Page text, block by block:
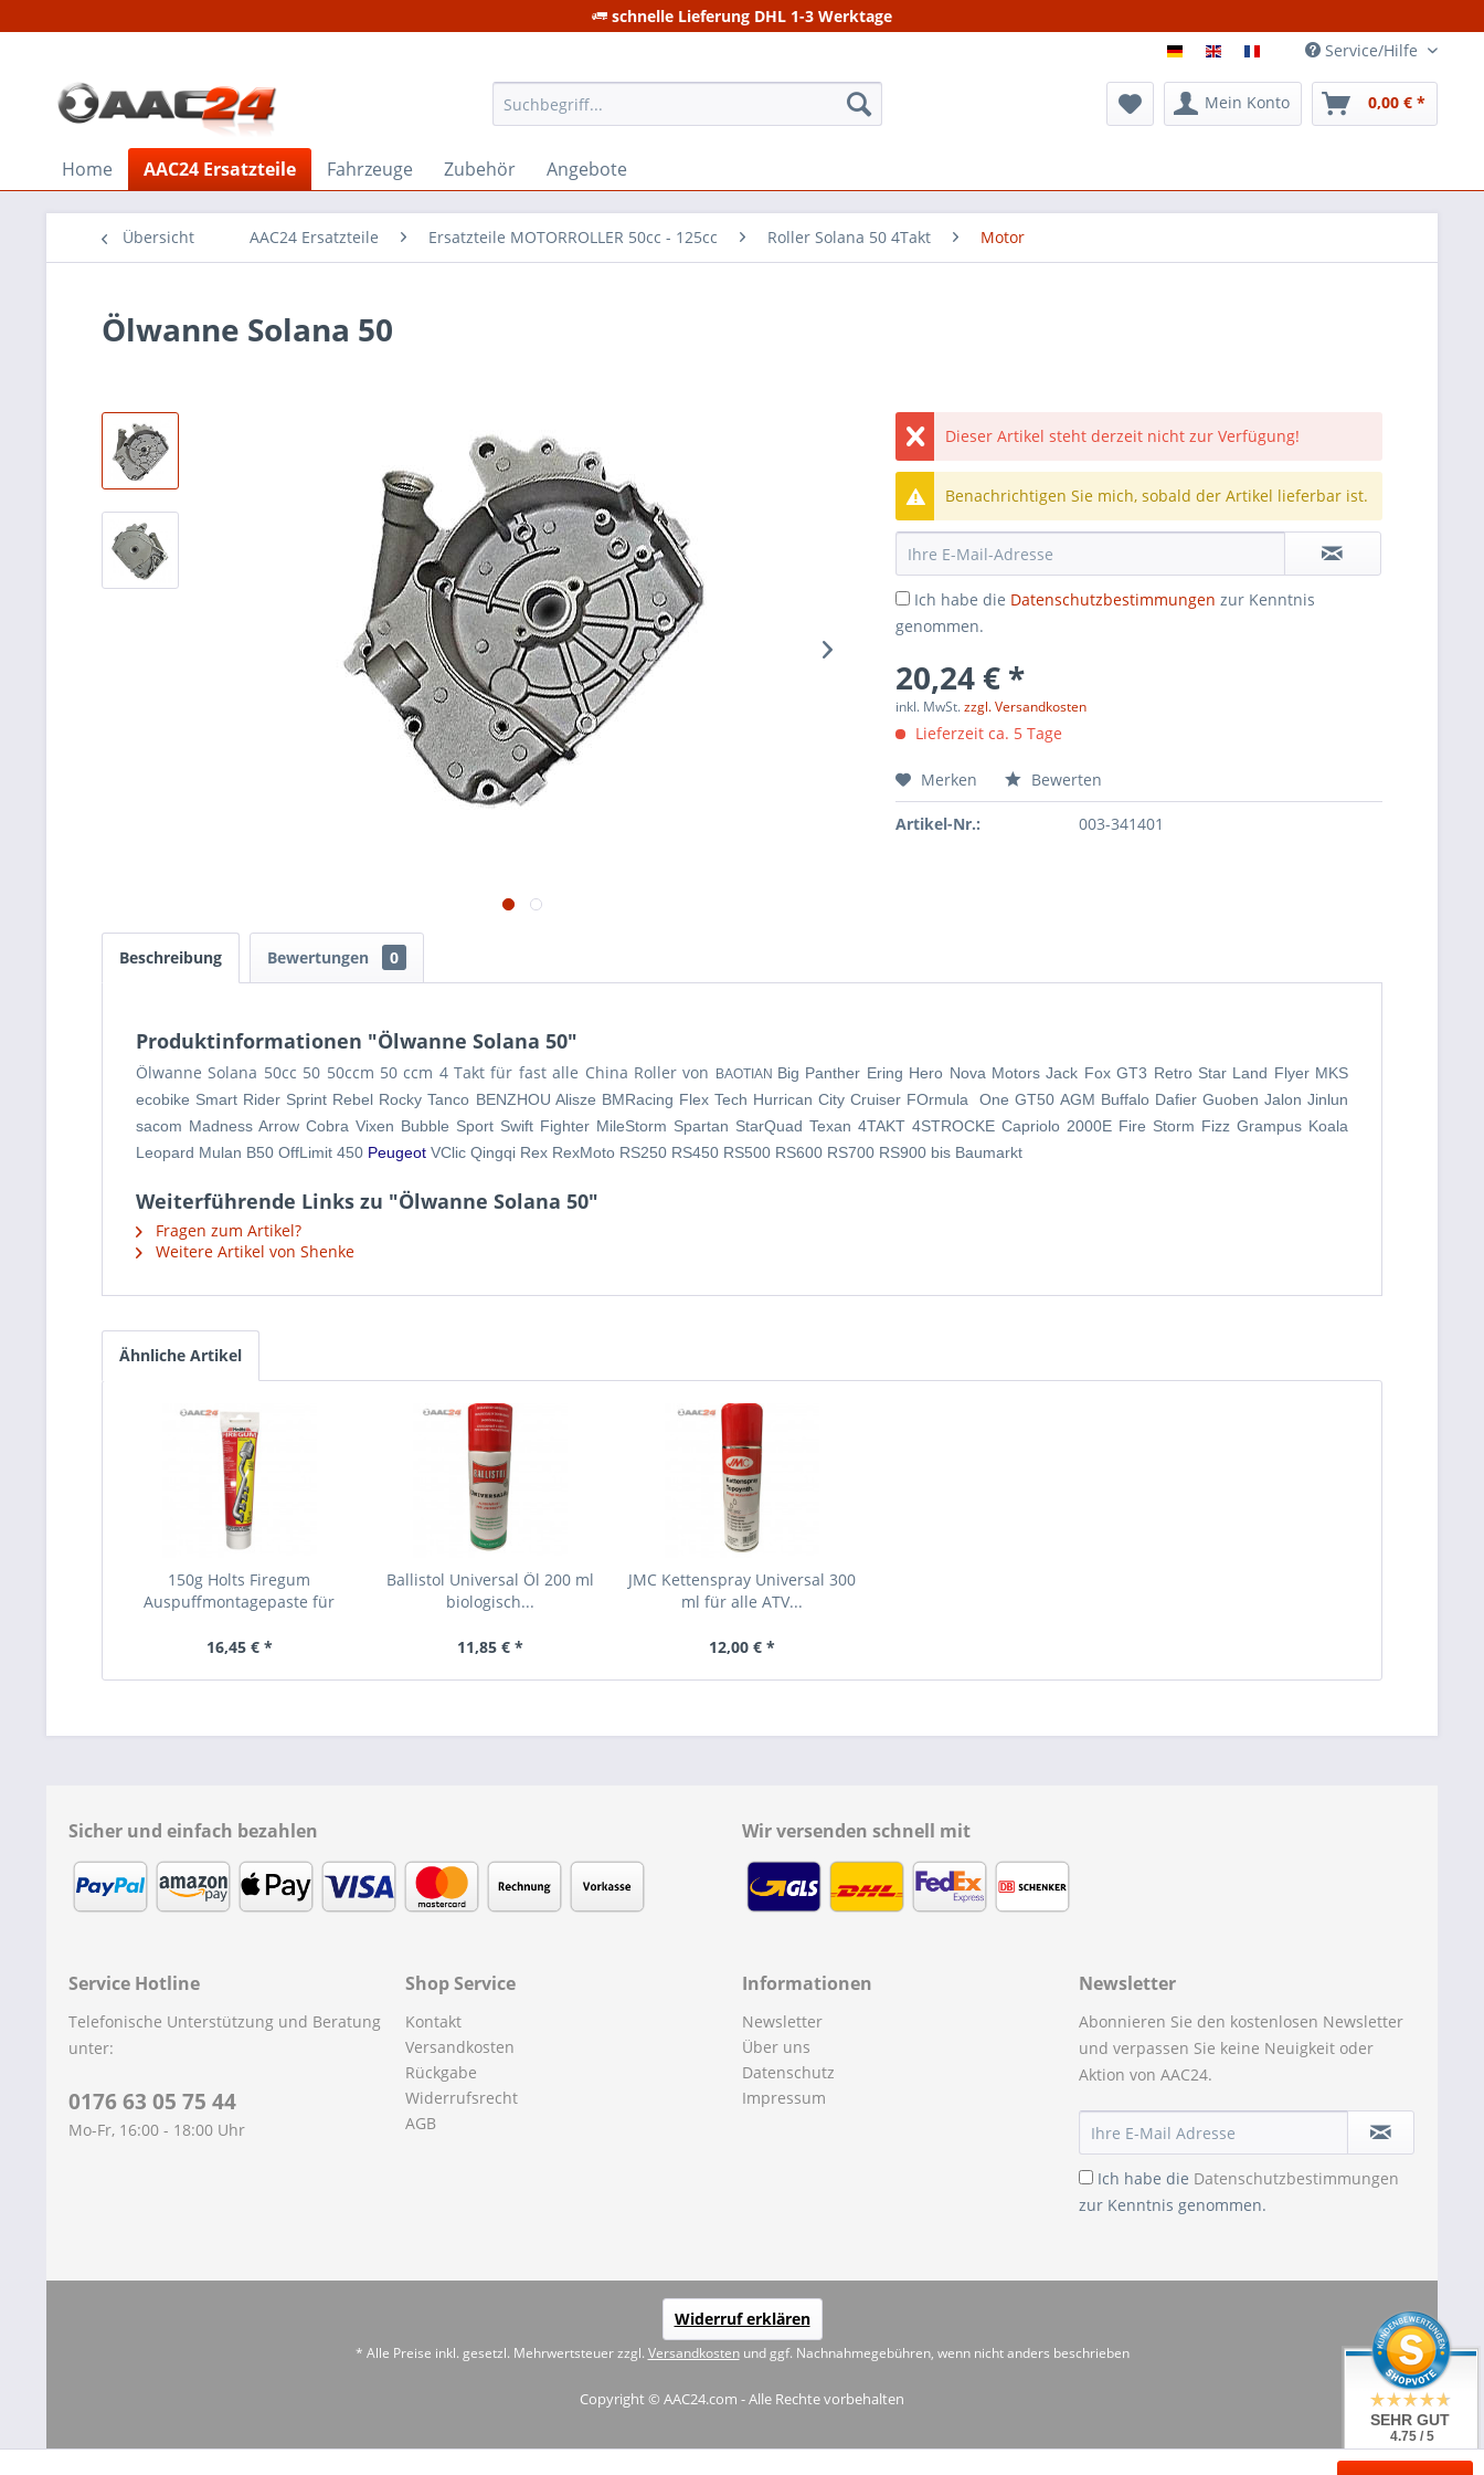
schnelle Lieferung DHL 1-3 Werktage
Service/Hilfe
Mein Konto 0,00 € *
Home AAC24 Ersatzteile Fahrzeuge Zubehör Angebote
Übersicht AAC24 Ersatzteile Ersatzteile MOTORROLLER 50cc - 125cc Roller Solana 50 4Takt Motor
Ölwanne Solana 50
Dieser Artikel steht derzeit nicht zur Verfügung!
Benachrichtigen Sie mich, sobald der Artikel lieferbar ist.
Ich habe die Datenschutzbestimmungen zur Kenntnis
genommen.
20,24 € *
inkl. MwSt.zzgl. Versandkosten
Lieferzeit ca. 5 Tage
Merken Bewerten
Artikel-Nr.: 003-341401
Beschreibung Bewertungen 0
Produktinformationen "Ölwanne Solana 50"
Ölwanne Solana 50cc 50 50ccm 50 ccm 4 Takt für fast alle China Roller von BAOTIAN Big Panther Ering Hero Nova Motors Jack Fox GT3 Retro Star Land Flyer MKS
ecobike Smart Rider Sprint Rebel Rocky Tanco BENZHOU Alisze BMRacing Flex Tech Hurrican City Cruiser FOrmula One GT50 AGM Buffalo Dafier Guoben Jalon Jinlun
sacom Madness Arrow Cobra Vixen Bubble Sport Swift Fighter MileStorm Spartan StarQuad Texan 4TAKT 4STROCKE Capriolo 2000E Fire Storm Fizz Grampus Koala
Leopard Mulan B50 OffLimit 450 Peugeot VClic Qingqi Rex RexMoto RS250 RS450 RS500 RS600 RS700 RS900 bis Baumarkt
Weiterführende Links zu "Ölwanne Solana 50"
Fragen zum Artikel?
Weitere Artikel von Shenke
Ähnliche Artikel
150g Holts Firegum
Auspuffmontagepaste für
16,45 € *
Ballistol Universal Öl 200 ml
biologisch...
11,85 € *
JMC Kettenspray Universal 300
ml für alle ATV...
12,00 € *
Sicher und einfach bezahlen Wir versenden schnell mit
Service Hotline
Telefonische Unterstützung und Beratung
unter:
0176 63 05 75 44
Mo-Fr, 16:00 - 18:00 Uhr
Shop Service
Kontakt
Versandkosten
Rückgabe
Widerrufsrecht
AGB
Informationen
Newsletter
Über uns
Datenschutz
Impressum
Newsletter
Abonnieren Sie den kostenlosen Newsletter
und verpassen Sie keine Neuigkeit oder
Aktion von AAC24.
Ich habe die Datenschutzbestimmungen
zur Kenntnis genommen.
Widerruf erklären
* Alle Preise inkl. gesetzl. Mehrwertsteuer zzgl. Versandkostenund ggf. Nachnahmegebühren, wenn nicht anders beschrieben
Copyright © AAC24.com - Alle Rechte vorbehalten
SEHR GUT
4.75 / 5
aus 20 Bewertungen